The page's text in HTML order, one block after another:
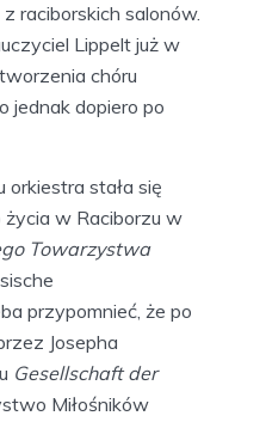
raciborskich salonów.
Lippelt już w
chóru
jednak dopiero po
stała się
życia w Raciborzu w
Towarzystwa
przypomnieć, że po
Josepha
Gesellschaft der
Miłośników